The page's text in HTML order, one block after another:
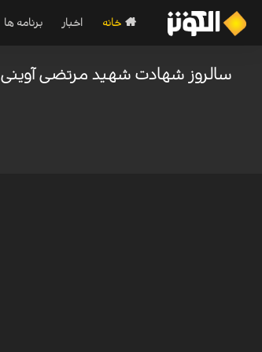
خانه اخبار برنامه ها
سالروز شهادت شهید مرتضی آوینی